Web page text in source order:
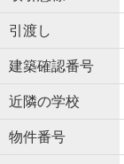
引渡し
建築確認番号
近隣の学校
物件番号